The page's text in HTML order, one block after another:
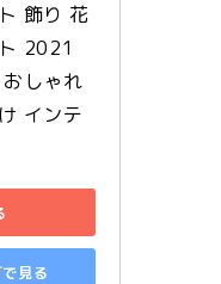
飾り 花
2021
しゃれ
インテ
見る